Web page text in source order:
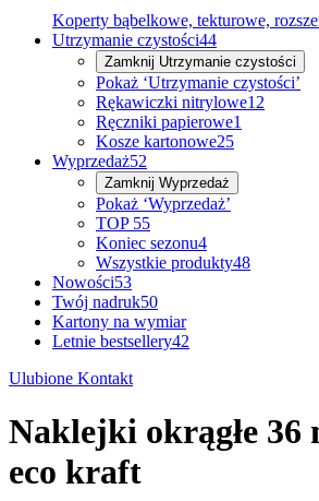
Koperty bąbelkowe, tekturowe,
Utrzymanie czystości44
Zamknij Utrzymanie czystości
Pokaż ‘Utrzymanie czystości’
Rękawiczki nitrylowe12
Ręczniki papierowe1
Kosze kartonowe25
Wyprzedaż52
Zamknij Wyprzedaż
Pokaż ‘Wyprzedaż’
TOP 55
Koniec sezonu4
Wszystkie produkty48
Nowości53
Twój nadruk50
Kartony na wymiar
Letnie bestsellery42
Ulubione Kontakt
Naklejki okrągłe 36
eco kraft